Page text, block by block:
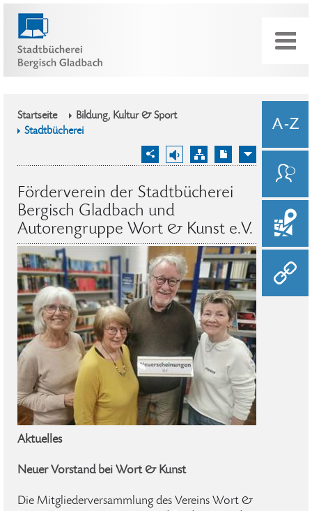
Startseite
Bildung, Kultur & Sport
Stadtbücherei
Förderverein der Stadtbücherei
Bergisch Gladbach und
Autorengruppe Wort & Kunst e.V.
Aktuelles
Neuer Vorstand bei Wort & Kunst
Die Mitgliederversammlung des Vereins Wort &